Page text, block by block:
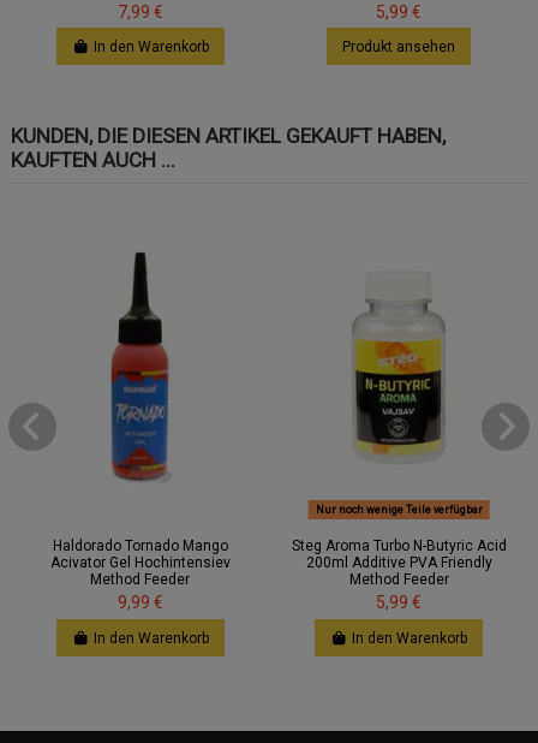
7,99 €
In den Warenkorb
5,99 €
Produkt ansehen
KUNDEN, DIE DIESEN ARTIKEL GEKAUFT HABEN,
KAUFTEN AUCH ...
Haldorado Tornado Mango
Acivator Gel Hochintensiev
Method Feeder
9,99 €
In den Warenkorb
Nur noch wenige Teile verfügbar
Steg Aroma Turbo N-Butyric Acid
200ml Additive PVA Friendly
Method Feeder
5,99 €
In den Warenkorb